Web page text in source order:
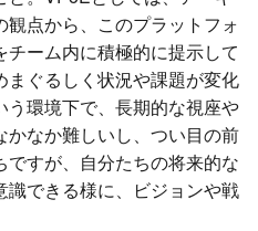
点から、このプラットフォ
ーム内に積極的に提示して
ぐるしく状況や課題が変化
う環境下で、長期的な視座や
なか難しいし、つい目の前
すが、自分たちの将来的な
識できる様に、ビジョンや戦